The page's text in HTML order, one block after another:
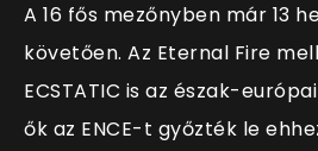
A 16 fős mezőnyben már 13
követően. Az Eternal Fire
ECSTATIC is az észak-
ők az ENCE-t győzték le